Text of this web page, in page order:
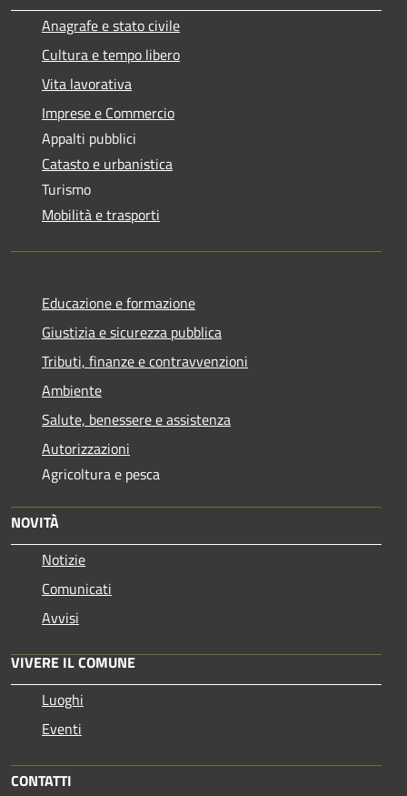
Anagrafe e stato civile
Cultura e tempo libero
Vita lavorativa
Imprese e Commercio
Appalti pubblici
Catasto e urbanistica
Turismo
Mobilità e trasporti
Educazione e formazione
Giustizia e sicurezza pubblica
Tributi, finanze e contravvenzioni
Ambiente
Salute, benessere e assistenza
Autorizzazioni
Agricoltura e pesca
NOVITÀ
Notizie
Comunicati
Avvisi
VIVERE IL COMUNE
Luoghi
Eventi
CONTATTI